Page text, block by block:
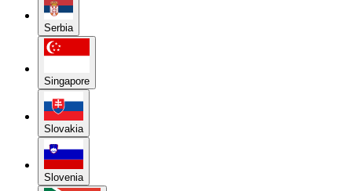
Serbia
Singapore
Slovakia
Slovenia